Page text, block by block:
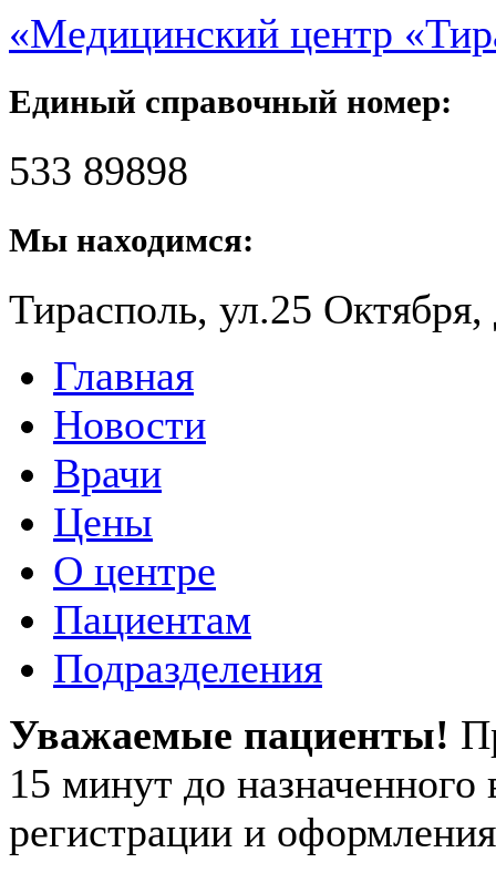
«Медицинский центр
Единый справочный номер:
533 89898
Мы находимся:
Тирасполь, ул.25 Октября,
Главная
Новости
Врачи
Цены
О центре
Пациентам
Подразделения
Уважаемые пациенты!
15 минут до
регистрации и